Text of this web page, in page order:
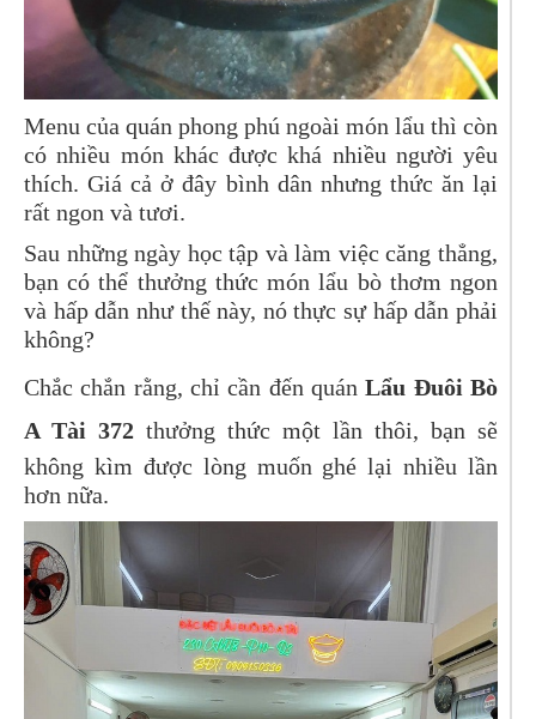
Menu của quán phong phú ngoài món lẩu thì còn
có nhiều món khác được khá nhiều người yêu
thích. Giá cả ở đây bình dân nhưng thức ăn lại
rất ngon và tươi.
Sau những ngày học tập và làm việc căng thẳng,
bạn có thể thưởng thức món lẩu bò thơm ngon
và hấp dẫn như thế này, nó thực sự hấp dẫn phải
không?
Chắc chắn rằng, chỉ cần đến quánLẩu Đuôi Bò
A Tài 372 thưởng thức một lần thôi, bạn sẽ
không kìm được lòng muốn ghé lại nhiều lần
hơn nữa.